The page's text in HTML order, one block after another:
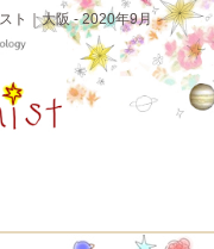
ト｜大阪 - 2020年9月